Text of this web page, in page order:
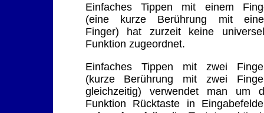
Einfaches Tippen mit einem
(eine kurze Berührung mit
Finger) hat zurzeit keine
Funktion zugeordnet.
Einfaches Tippen mit zwei
(kurze Berührung mit zwei
gleichzeitig) verwendet man um
Funktion Rücktaste in